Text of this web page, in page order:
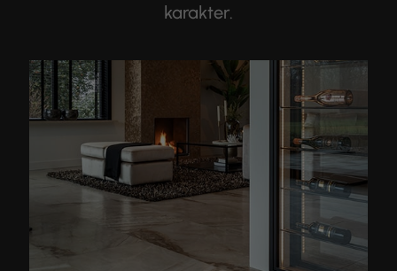
karakter.